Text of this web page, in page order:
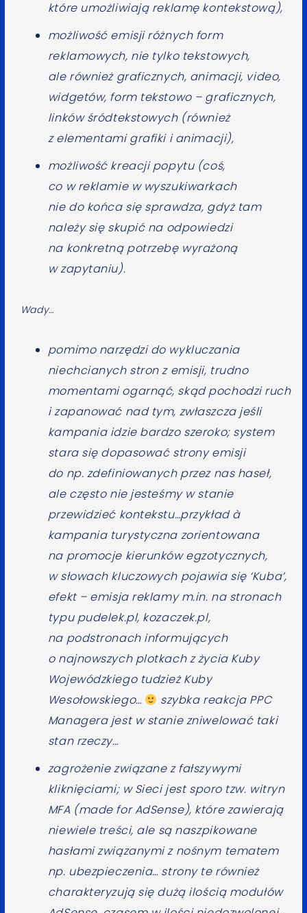
które umożliwiają reklamę kontekstową),
możliwość emisji różnych form
reklamowych, nie tylko tekstowych,
ale również graficznych, animacji, video,
widgetów, form tekstowo – graficznych,
linków śródtekstowych (również
z elementami grafiki i animacji),
możliwość kreacji popytu (coś,
co w reklamie w wyszukiwarkach
nie do końca się sprawdza, gdyż tam
należy się skupić na odpowiedzi
na konkretną potrzebę wyrażoną
w zapytaniu).
Wady…
pomimo narzędzi do wykluczania
niechcianych stron z emisji, trudno
momentami ogarnąć, skąd pochodzi ruch
i zapanować nad tym, zwłaszcza jeśli
kampania idzie bardzo szeroko; system
stara się dopasować strony emisji
do np. zdefiniowanych przez nas haseł,
ale często nie jesteśmy w stanie
przewidzieć kontekstu…przykład à
kampania turystyczna zorientowana
na promocje kierunków egzotycznych,
w słowach kluczowych pojawia się ‘Kuba’,
efekt – emisja reklamy m.in. na stronach
typu pudelek.pl, kozaczek.pl,
na podstronach informujących
o najnowszych plotkach z życia Kuby
Wojewódzkiego tudzież Kuby
Wesołowskiego…
szybka reakcja PPC
Managera jest w stanie zniwelować taki
stan rzeczy…
zagrożenie związane z fałszywymi
kliknięciami; w Sieci jest sporo tzw. witryn
MFA (made for AdSense), które zawierają
niewiele treści, ale są naszpikowane
hasłami związanymi z nośnym tematem
np. ubezpieczenia… strony te również
charakteryzują się dużą ilością modułów